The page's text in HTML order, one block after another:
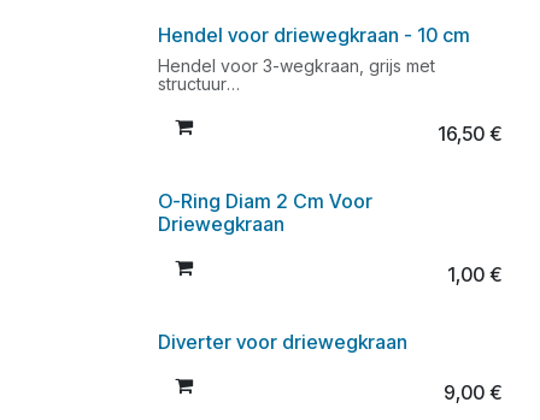
Hendel voor driewegkraan - 10 cm
Hendel voor 3-wegkraan, grijs met
structuur
Vierkant gaatje: 11 mm x 11 mm
Geschikt voor de oudere L.A.Spas
Zie ook voor complete montage art. PTPL-
35165L
16,50€
O-Ring Diam 2 Cm Voor
Driewegkraan
1,00€
Diverter voor driewegkraan
9,00€